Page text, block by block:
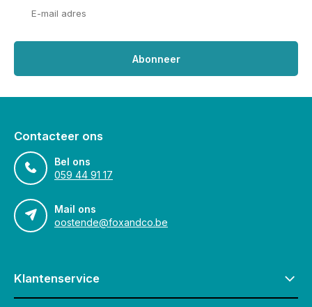
Abonneer
Contacteer ons
Bel ons
059 44 91 17
Mail ons
oostende@foxandco.be
Klantenservice